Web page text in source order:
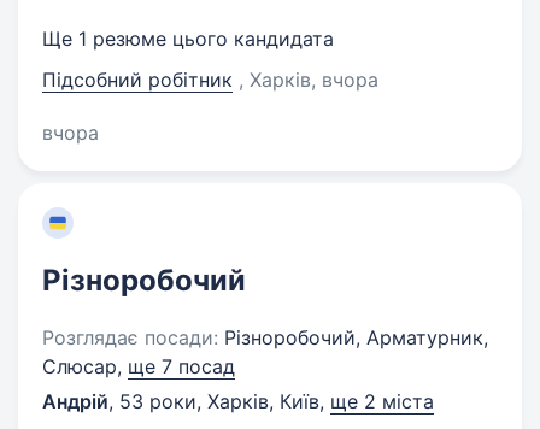
Ще 1 резюме цього кандидата
Підсобний робітник , Харків, вчора
вчора
Різноробочий
Розглядає посади: Різноробочий, Арматурник,
Слюсар, ще 7 посад
Андрій, 53 роки, Харків, Київ, ще 2 міста